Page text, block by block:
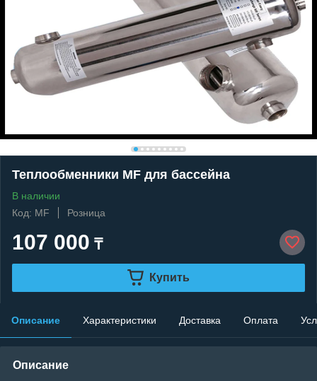
Теплообменники MF для бассейна
В наличии
Код: MF
Розница
107 000 ₸
Купить
Описание Характеристики Доставка Оплата
Описание